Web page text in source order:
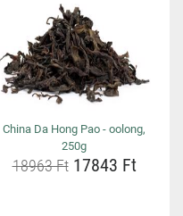
China Da Hong Pao - oolong,
250g
18963 Ft17843 Ft